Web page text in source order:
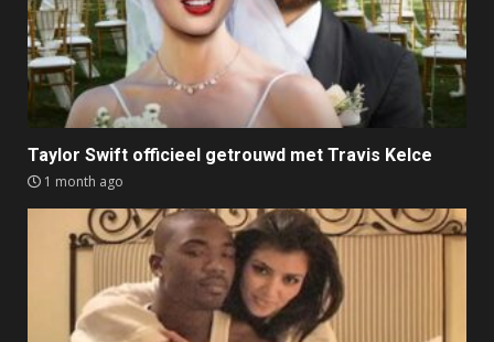
Taylor Swift officieel getrouwd met Travis Kelce
1 month ago